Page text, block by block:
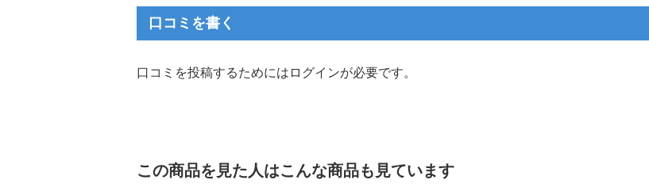
ヨーグルトはどこへ？
口コミを書く
口コミを投稿するためにはログインが必要です。
この商品を見た人はこんな商品も見ています